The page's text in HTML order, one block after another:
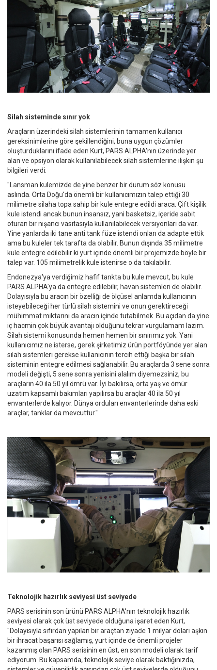
Silah sisteminde sınır yok
Araçların üzerindeki silah sistemlerinin tamamen kullanıcı
gereksinimlerine göre şekillendiğini, buna uygun çözümler
oluşturduklarını ifade eden Kurt, PARS ALPHA'nın üzerinde yer
alan ve opsiyon olarak kullanılabilecek silah sistemlerine ilişkin şu
bilgileri verdi:
"Lansman kulemizde de yine benzer bir durum söz konusu
aslında. Orta Doğu'da önemli bir kullanıcımızın talep ettiği 30
milimetre silaha topa sahip bir kule entegre edildi araca. Çift kişilik
kule istendi ancak bunun insansız, yani basketsiz, içeride sabit
oturan bir nişancı vasıtasıyla kullanılabilecek versiyonları da var.
Yine yanlarda iki tane anti tank füze istendi onları da adapte ettik
ama bu kuleler tek tarafta da olabilir. Bunun dışında 35 milimetre
kule entegre edilebilir ki yurt içinde önemli bir projemizde böyle bir
talep var. 105 milimetrelik kule istenirse o da takılabilir.
Endonezya'ya verdiğimiz hafif tankta bu kule mevcut, bu kule
PARS ALPHA'ya da entegre edilebilir, havan sistemleri de olabilir.
Dolayısıyla bu aracın bir özelliği de ölçüsel anlamda kullanıcının
isteyebileceği her türlü silah sistemini ve onun gerektireceği
mühimmat miktarını da aracın içinde tutabilmek. Bu açıdan da yine
iç hacmin çok büyük avantajı olduğunu tekrar vurgulamam lazım.
Silah sistemi konusunda hemen hemen bir sınırımız yok. Yani
kullanıcımız ne isterse, gerek şirketimiz ürün portföyünde yer alan
silah sistemleri gerekse kullanıcının tercih ettiği başka bir silah
sisteminin entegre edilmesi sağlanabilir. Bu araçlarda 3 sene sonra
modeli değişti, 5 sene sonra yenisini alalım diyemezsiniz, bu
araçların 40 ila 50 yıl ömrü var. İyi bakılırsa, orta yaş ve ömür
uzatım kapsamlı bakımları yapılırsa bu araçlar 40 ila 50 yıl
envanterlerde kalıyor. Dünya orduları envanterlerinde daha eski
araçlar, tanklar da mevcuttur."
Teknolojik hazırlık seviyesi üst seviyede
PARS serisinin son ürünü PARS ALPHA'nın teknolojik hazırlık
seviyesi olarak çok üst seviyede olduğuna işaret eden Kurt,
"Dolayısıyla sıfırdan yapılan bir araçtan ziyade 1 milyar doları aşkın
bir ihracat başarısı sağlamış, yurt içinde de önemli projeler
kazanmış olan PARS serisinin en üst, en son modeli olarak tarif
ediyorum. Bu kapsamda, teknolojik seviye olarak baktığınızda,